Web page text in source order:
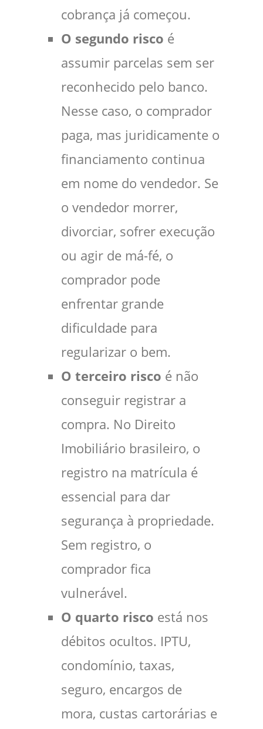
cobrança já começou.
O segundo risco é
assumir parcelas sem ser
reconhecido pelo banco.
Nesse caso, o comprador
paga, mas juridicamente o
financiamento continua
em nome do vendedor. Se
o vendedor morrer,
divorciar, sofrer execução
ou agir de má-fé, o
comprador pode
enfrentar grande
dificuldade para
regularizar o bem.
O terceiro risco é não
conseguir registrar a
compra. No Direito
Imobiliário brasileiro, o
registro na matrícula é
essencial para dar
segurança à propriedade.
Sem registro, o
comprador fica
vulnerável.
O quarto risco está nos
débitos ocultos. IPTU,
condomínio, taxas,
seguro, encargos de
mora, custas cartorárias e